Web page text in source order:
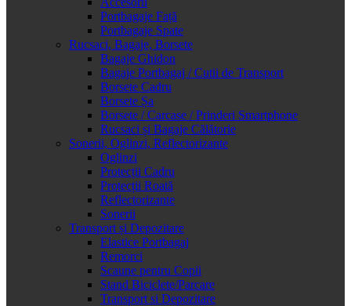
Portbagaje Față
Portbagaje Spate
Rucsaci, Bagaje, Borsete
Bagaje Ghidon
Bagaje Portbagaj / Cutii de Transport
Borsete Cadru
Borsete Șa
Borsete / Carcase / Prinderi Smartphone
Rucsaci și Bagaje Călătorie
Sonerii, Oglinzi, Reflectorizante
Oglinzi
Protecții Cadru
Protecții Roată
Reflectorizante
Sonerii
Transport și Depozitare
Elastice Portbagaj
Remorci
Scaune pentru Copii
Stand Biciclete/Parcare
Transport si Depozitare